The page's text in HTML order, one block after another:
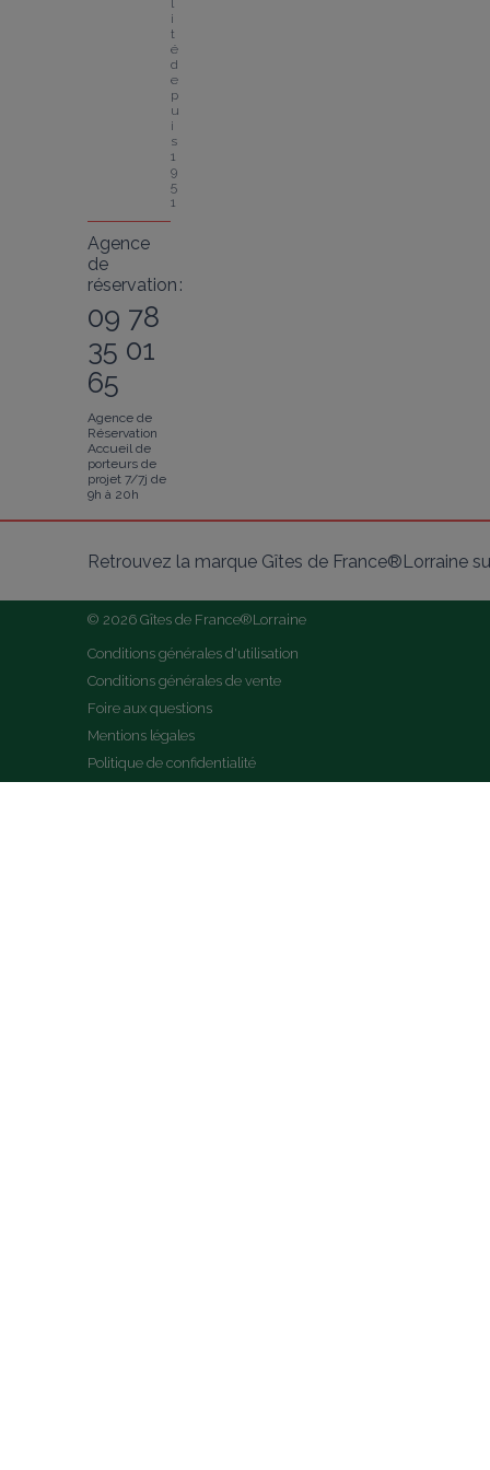
l
i
t
é
d
e
p
u
i
s
1
9
5
1
Agence
de
réservation :
09 78
35 01
65
Agence de
Réservation
Accueil de
porteurs de
projet 7/7j de
9h à 20h
Retrouvez la marque Gîtes de France®Lorraine
© 2026 Gîtes de France®Lorraine
Conditions générales d'utilisation
Conditions générales de vente
Foire aux questions
Mentions légales
Politique de confidentialité